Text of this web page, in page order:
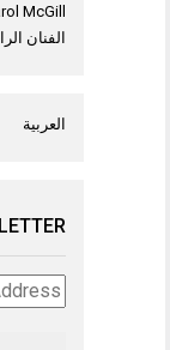
McGill
الفنان
العربية
Email